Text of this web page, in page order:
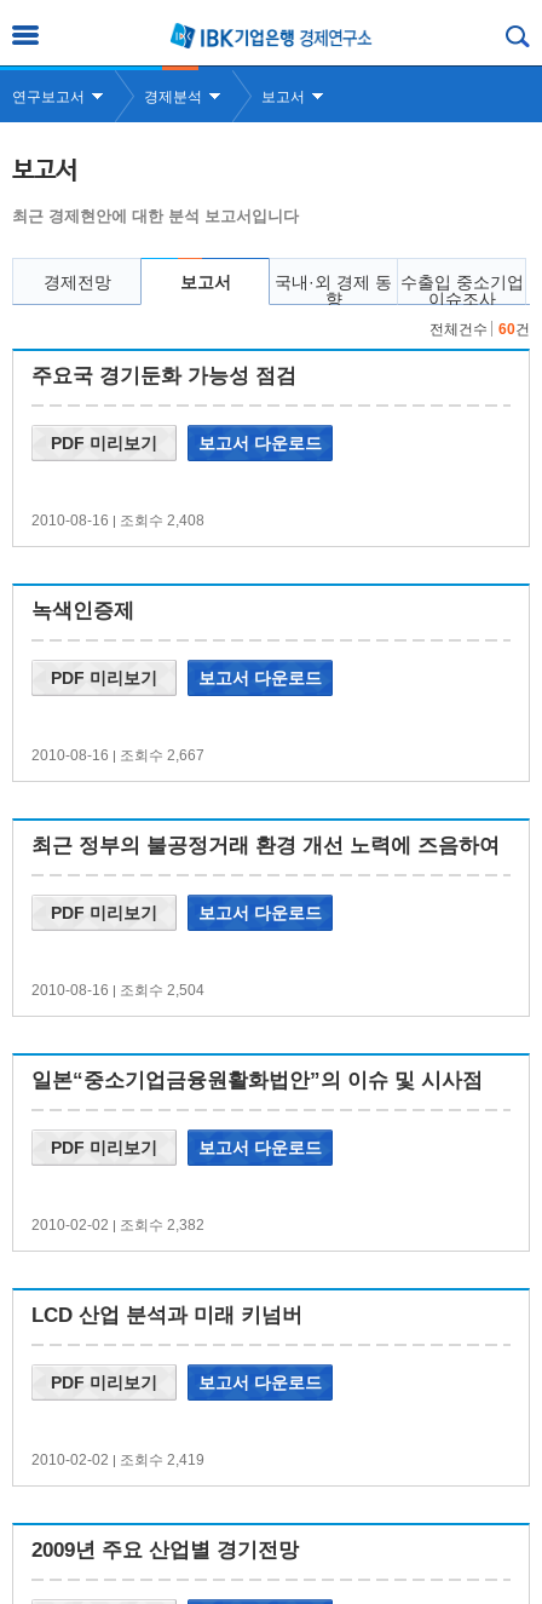
연구보고서 경제분석 보고서
보고서
최근 경제현안에 대한 분석 보고서입니다
경제전망 보고서
국내·외 경제 동
향
수출입 중소기업
이슈조사
전체건수 60건
주요국 경기둔화 가능성 점검
2010-08-16 | 조회수 2,408
PDF 미리보기 보고서 다운로드
녹색인증제
2010-08-16 | 조회수 2,667
PDF 미리보기 보고서 다운로드
최근 정부의 불공정거래 환경 개선 노력에 즈음하여
2010-08-16 | 조회수 2,504
PDF 미리보기 보고서 다운로드
일본“중소기업금융원활화법안”의 이슈 및 시사점
2010-02-02 | 조회수 2,382
PDF 미리보기 보고서 다운로드
LCD 산업 분석과 미래 키넘버
2010-02-02 | 조회수 2,419
PDF 미리보기 보고서 다운로드
2009년 주요 산업별 경기전망